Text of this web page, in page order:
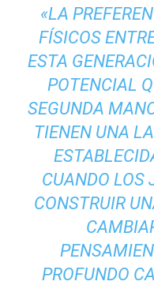
«LA
FÍSICOS
ESTA
POTENCIAL
SEGUNDA
TIENEN UNA
CUANDO LOS
CONSTRUIR
PROFUNDO